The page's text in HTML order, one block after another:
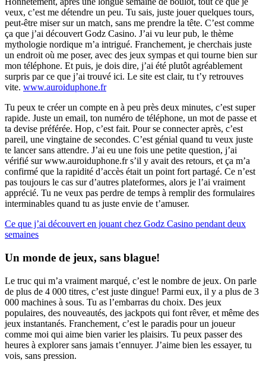
veux, c’est me détendre un peu. Tu sais, juste jouer quelques tours,
peut-être miser sur un match, sans me prendre la tête. C’est comme
ça que j’ai découvert Godz Casino. J’ai vu leur pub, le thème
mythologie nordique m’a intrigué. Franchement, je cherchais juste
un endroit où me poser, avec des jeux sympas et qui tourne bien sur
mon téléphone. Et puis, je dois dire, j’ai été plutôt agréablement
surpris par ce que j’ai trouvé ici. Le site est clair, tu t’y retrouves
vite. www.auroiduphone.fr
Tu peux te créer un compte en à peu près deux minutes, c’est super
rapide. Juste un email, ton numéro de téléphone, un mot de passe et
ta devise préférée. Hop, c’est fait. Pour se connecter après, c’est
pareil, une vingtaine de secondes. C’est génial quand tu veux juste
te lancer sans attendre. J’ai eu une fois une petite question, j’ai
vérifié sur www.auroiduphone.fr s’il y avait des retours, et ça m’a
confirmé que la rapidité d’accès était un point fort partagé. Ce n’est
pas toujours le cas sur d’autres plateformes, alors je l’ai vraiment
apprécié. Tu ne veux pas perdre de temps à remplir des formulaires
interminables quand tu as juste envie de t’amuser.
Ce que j’ai découvert en jouant chez Godz Casino pendant deux
semaines
Un monde de jeux, sans blague!
Le truc qui m’a vraiment marqué, c’est le nombre de jeux. On parle
de plus de 4 000 titres, c’est juste dingue! Parmi eux, il y a plus de 3
000 machines à sous. Tu as l’embarras du choix. Des jeux
populaires, des nouveautés, des jackpots qui font rêver, et même des
jeux instantanés. Franchement, c’est le paradis pour un joueur
comme moi qui aime bien varier les plaisirs. Tu peux passer des
heures à explorer sans jamais t’ennuyer. J’aime bien les essayer, tu
vois, sans pression.